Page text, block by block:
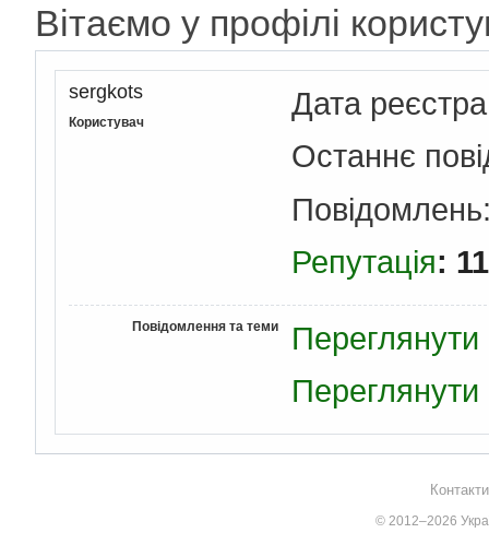
Вітаємо у профілі
sergkots
Користувач
Дата
Останнє
Репутація: 11
Повідомлення та теми
Переглянути
Переглянути
© 2012–2026